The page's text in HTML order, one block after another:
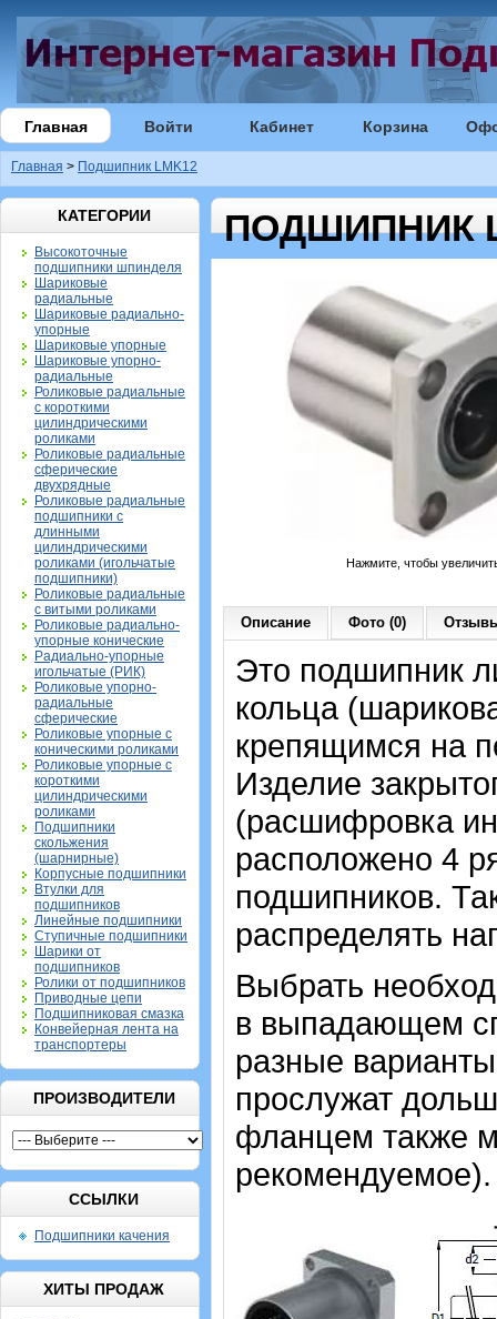
Главная Войти Кабинет Корзина
Главная > Подшипник LMK12
КАТЕГОРИИ
Высокоточные
подшипники шпинделя
Шариковые
радиальные
Шариковые радиально-
упорные
Шариковые упорные
Шариковые упорно-
радиальные
Роликовые радиальные
с короткими
цилиндрическими
роликами
Роликовые радиальные
сферические
двухрядные
Роликовые радиальные
подшипники с
длинными
цилиндрическими
роликами (игольчатые
подшипники)
Роликовые радиальные
с витыми роликами
Роликовые радиально-
упорные конические
Радиально-упорные
игольчатые (РИК)
Роликовые упорно-
радиальные
сферические
Роликовые упорные с
коническими роликами
Роликовые упорные с
короткими
цилиндрическими
роликами
Подшипники
скольжения
(шарнирные)
Корпусные подшипники
Втулки для
подшипников
Линейные подшипники
Ступичные подшипники
Шарики от
подшипников
Ролики от подшипников
Приводные цепи
Подшипниковая смазка
Конвейерная лента на
транспортеры
ПРОИЗВОДИТЕЛИ
ССЫЛКИ
Подшипники качения
ХИТЫ ПРОДАЖ
ПОДШИПНИК
Нажмите, чтобы
Описание Фото (0)
Это подшипник
кольца
крепящимся на
Изделие
(расшифровка
расположено 4
подшипников.
распределять
Выбрать
в выпадающем
разные
прослужат
фланцем также
рекомендуемое).